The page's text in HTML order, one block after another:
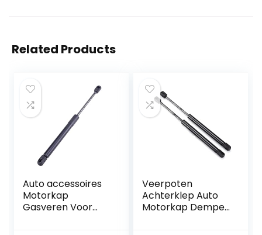
Related Products
Auto accessoires
Motorkap
Gasveren Voor
Veerpoten
Achterklep Auto
Motorkap Demper